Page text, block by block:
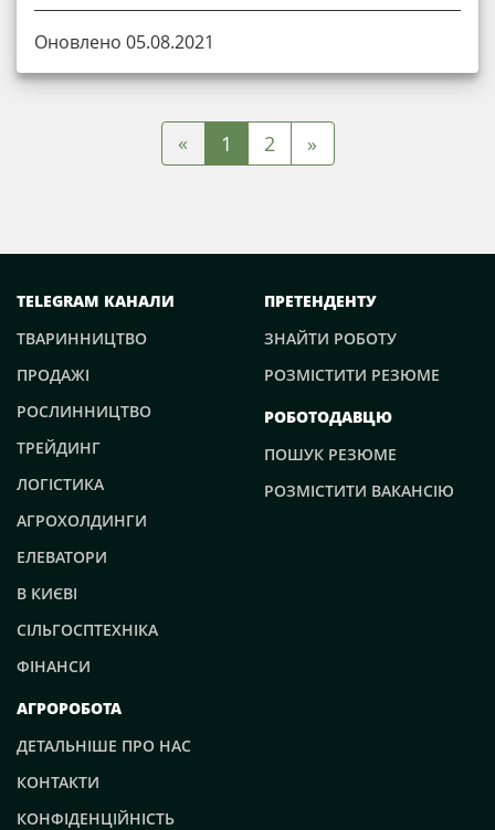
Оновлено 05.08.2021
« 1 2 »
TELEGRAM КАНАЛИ
ТВАРИННИЦТВО
ПРОДАЖІ
РОСЛИННИЦТВО
ТРЕЙДИНГ
ЛОГІСТИКА
АГРОХОЛДИНГИ
ЕЛЕВАТОРИ
В КИЄВІ
СІЛЬГОСПТЕХНІКА
ФІНАНСИ
ПРЕТЕНДЕНТУ
ЗНАЙТИ РОБОТУ
РОЗМІСТИТИ РЕЗЮМЕ
РОБОТОДАВЦЮ
ПОШУК РЕЗЮМЕ
РОЗМІСТИТИ ВАКАНСІЮ
АГРОРОБОТА
ДЕТАЛЬНІШЕ ПРО НАС
КОНТАКТИ
КОНФІДЕНЦІЙНІСТЬ